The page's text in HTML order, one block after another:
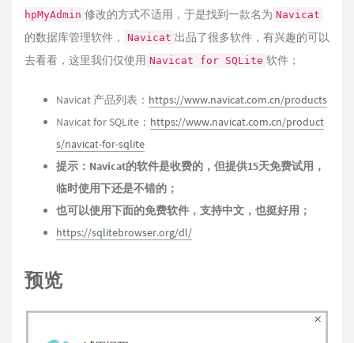
hpMyAdmin 修改的方式不适用，于是找到一款名为 Navicat
的数据库管理软件， Navicat 出品了很多软件，有兴趣的可以
去看看，这里我们仅使用 Navicat for SQLite 软件；
Navicat 产品列表： https://www.navicat.com.cn/products
Navicat for SQLite： https://www.navicat.com.cn/product
s/navicat-for-sqlite
提示：Navicat的软件是收费的，但提供15天免费试用，
临时使用下还是不错的；
也可以使用下面的免费软件，支持中文，也挺好用；
https://sqlitebrowser.org/dl/
预览